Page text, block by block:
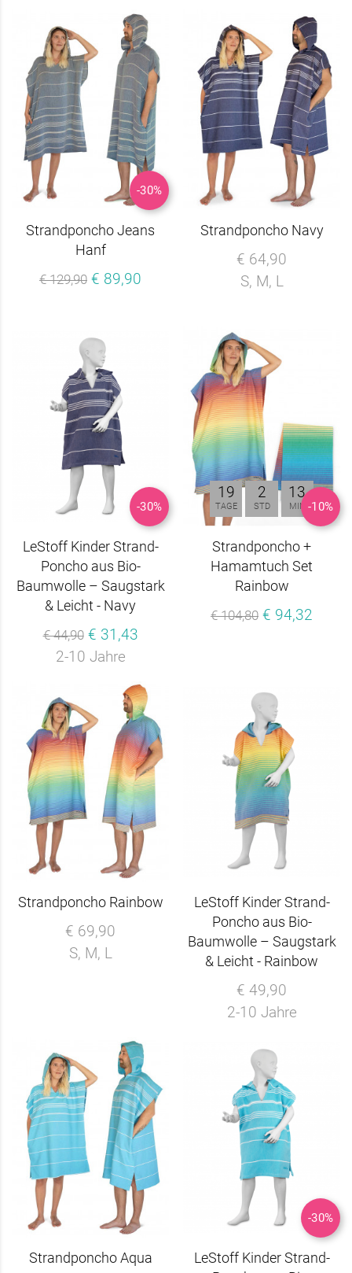
-30%
Strandponcho Jeans
Hanf
€ 129,90 € 89,90
Strandponcho Navy
€ 64,90
S, M, L
-30%
LeStoff Kinder Strand-
Poncho aus Bio-
Baumwolle – Saugstark
& Leicht - Navy
€ 44,90 € 31,43
2-10 Jahre
19
TAGE
2
STD
13
MIN -10%
Strandponcho +
Hamamtuch Set
Rainbow
€ 104,80 € 94,32
Strandponcho Rainbow
€ 69,90
S, M, L
LeStoff Kinder Strand-
Poncho aus Bio-
Baumwolle – Saugstark
& Leicht - Rainbow
€ 49,90
2-10 Jahre
Strandponcho Aqua
-30%
LeStoff Kinder Strand-